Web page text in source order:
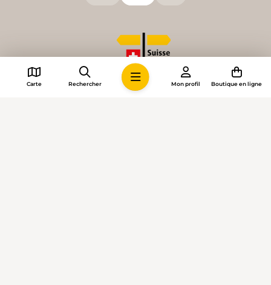
Carte Rechercher Mon profil Boutique en ligne